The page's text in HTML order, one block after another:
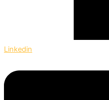
Linkedin